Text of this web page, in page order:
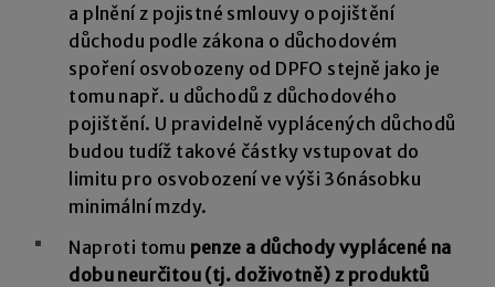
a plnění z pojistné smlouvy o pojištění
důchodu podle zákona o důchodovém
spoření osvobozeny od DPFO stejně jako je
tomu např. u důchodů z důchodového
pojištění. U pravidelně vyplácených důchodů
budou tudíž takové částky vstupovat do
limitu pro osvobození ve výši 36násobku
minimální mzdy.
Naproti tomu penze a důchody vyplácené na
dobu neurčitou (tj. doživotně) z produktů